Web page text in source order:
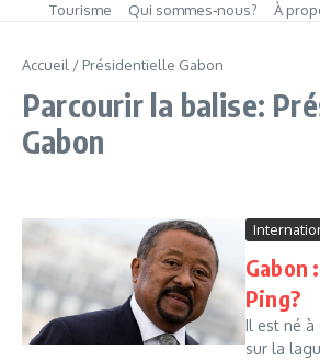
Tourisme
Qui sommes‑nous? À
Accueil / Présidentielle Gabon
Parcourir la balise:
Gabon
Gabon
Ping?
Il est né à
sur la